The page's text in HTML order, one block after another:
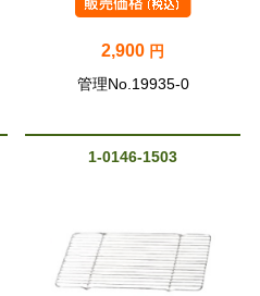
2,900 円
管理No.19935-0
1-0146-1503